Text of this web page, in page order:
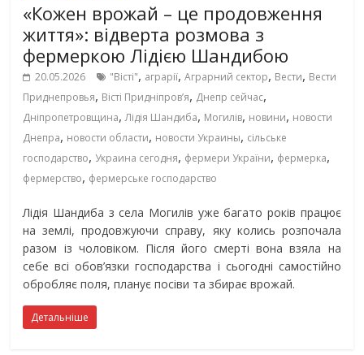
«Кожен врожай – це продовження
життя»: відверта розмова з
фермеркою Лідією Шандибою
20.05.2026 "Вісті", аграрії,Аграрний сектор, Вести, Вести
Приднепровья, Вісті Придніпровʼя, Днепр сейчас,
Дніпропетровщина,Лідія Шандиба, Могилів, новини, новости
Днепра, новости области, новости Украины, сільське
господарство, Украина сегодня, фермери України, фермерка,
фермерство, фермерське господарство
Лідія Шандиба з села Могилів уже багато років працює
на землі, продовжуючи справу, яку колись розпочала
разом із чоловіком. Після його смерті вона взяла на
себе всі обов’язки господарства і сьогодні самостійно
обробляє поля, планує посіви та збирає врожай.
Детальніше